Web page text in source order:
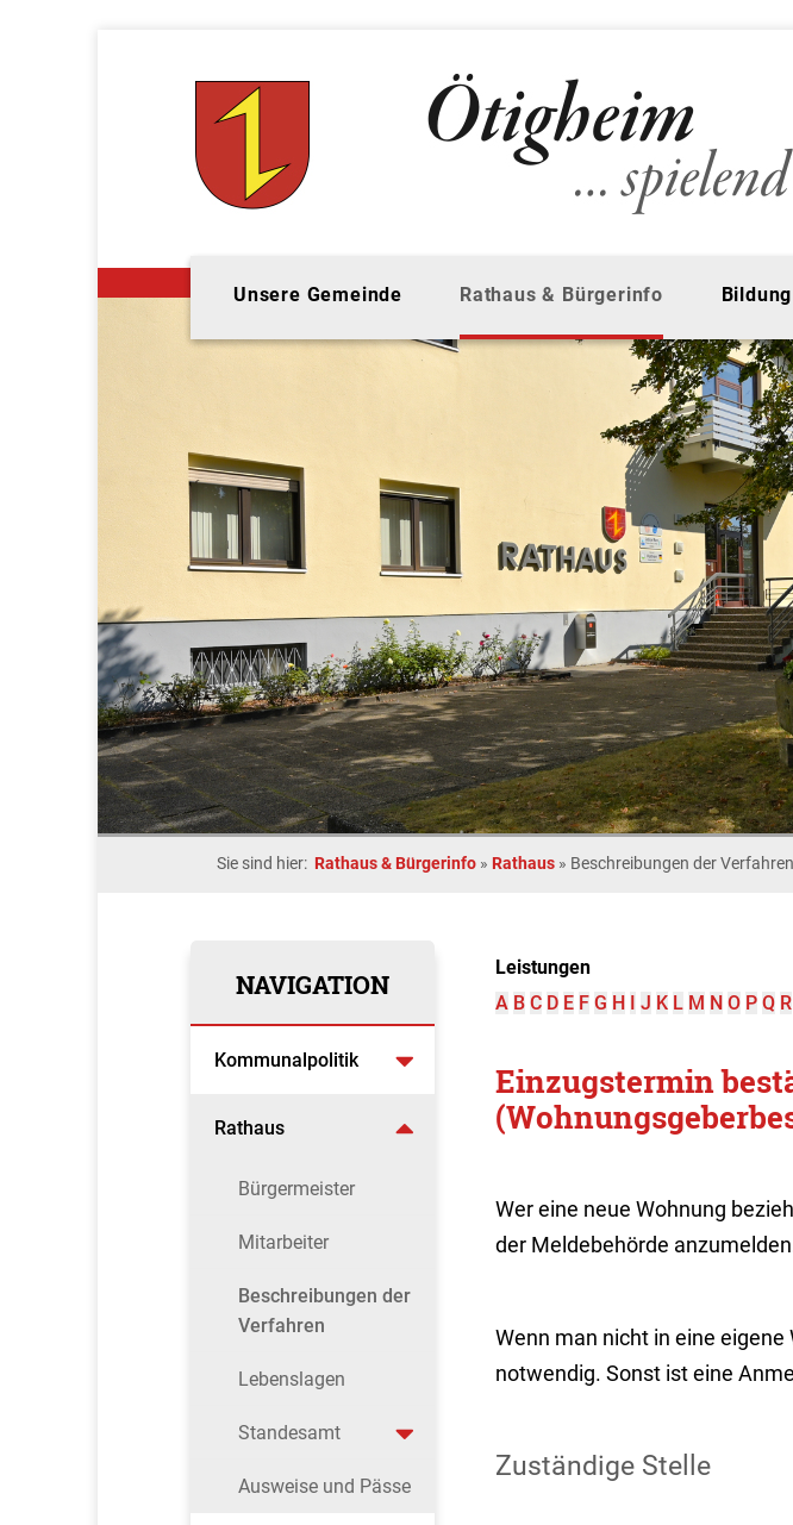
Unsere Gemeinde Rathaus & Bürgerinfo
Sie sind hier: Rathaus & Bürgerinfo » Rathaus » Beschreibungen der Verfahren
NAVIGATION
Kommunalpolitik
Rathaus
Bürgermeister
Mitarbeiter
Beschreibungen der
Verfahren
Lebenslagen
Standesamt
Ausweise und Pässe
Leistungen
A B C D E F G H I J K L M N O P Q R
Einzugstermin
Wer eine neue Wohnung
der Meldebehörde
Wenn man nicht in eine
notwendig. Sonst ist eine
Zuständige Stelle